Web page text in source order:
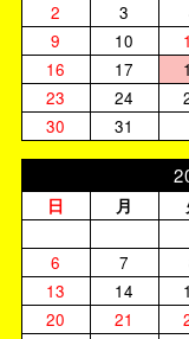
2
3
9
10
16
17
23
24
30
31
日 月
6
7
13
14
20
21